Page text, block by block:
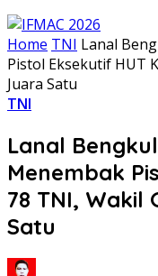
Home TNI Lanal
Pistol Eksekutif HUT
Juara Satu
TNI
Lanal
Menembak
78 TNI, Wakil
Satu